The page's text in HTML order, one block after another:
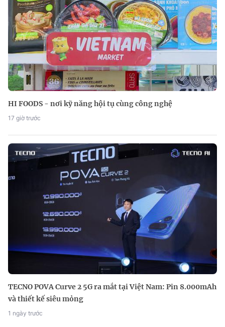
HI FOODS - nơi kỹ năng hội tụ cùng công nghệ
17 giờ trước
TECNO POVA Curve 2 5G ra mắt tại Việt Nam: Pin 8.000mAh
và thiết kế siêu mỏng
1 ngày trước